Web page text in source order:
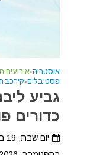
אוסטריה•
פסטיבלים•
גביע
כדורים